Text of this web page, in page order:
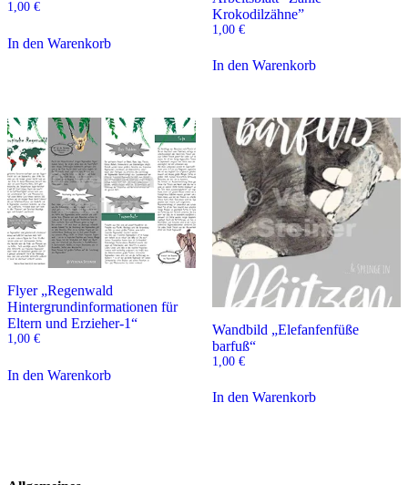
1,00 €
In den Warenkorb
Krokodilzähne”
1,00 €
In den Warenkorb
Flyer „Regenwald
Hintergrundinformationen für
Eltern und Erzieher-1“
1,00 €
In den Warenkorb
Wandbild „Elefanfenfüße
barfuß“
1,00 €
In den Warenkorb